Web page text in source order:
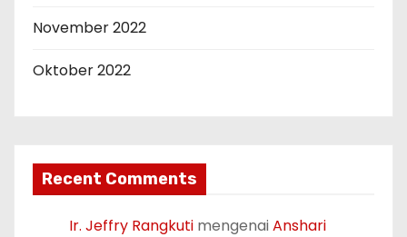
November 2022
Oktober 2022
Recent Comments
Ir. Jeffry Rangkuti mengenaiAnshari